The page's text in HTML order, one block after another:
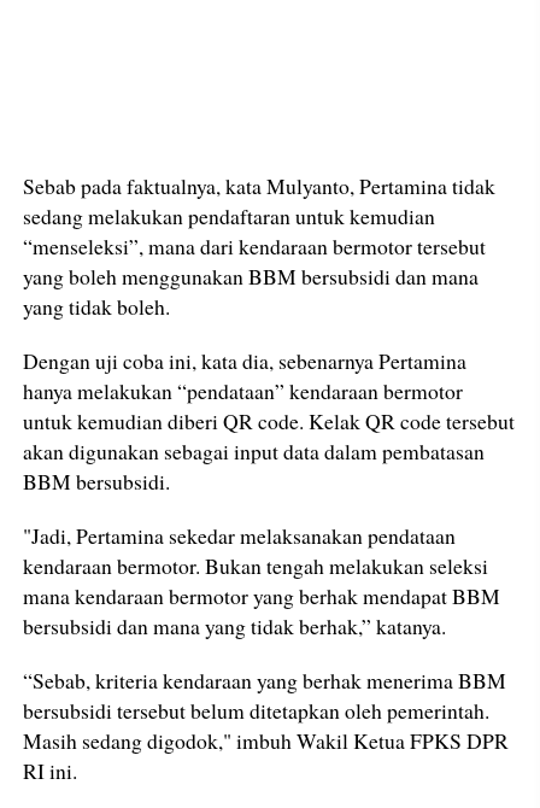
Sebab pada faktualnya, kata Mulyanto, Pertamina tidak
sedang melakukan pendaftaran untuk kemudian
“menseleksi”, mana dari kendaraan bermotor tersebut
yang boleh menggunakan BBM bersubsidi dan mana
yang tidak boleh.
Dengan uji coba ini, kata dia, sebenarnya Pertamina
hanya melakukan “pendataan” kendaraan bermotor
untuk kemudian diberi QR code. Kelak QR code tersebut
akan digunakan sebagai input data dalam pembatasan
BBM bersubsidi.
"Jadi, Pertamina sekedar melaksanakan pendataan
kendaraan bermotor. Bukan tengah melakukan seleksi
mana kendaraan bermotor yang berhak mendapat BBM
bersubsidi dan mana yang tidak berhak,” katanya.
“Sebab, kriteria kendaraan yang berhak menerima BBM
bersubsidi tersebut belum ditetapkan oleh pemerintah.
Masih sedang digodok," imbuh Wakil Ketua FPKS DPR
RI ini.